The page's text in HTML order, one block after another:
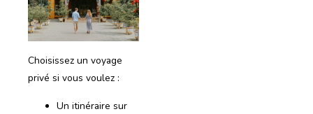
Choisissez un voyage
privé si vous voulez :
Un itinéraire sur